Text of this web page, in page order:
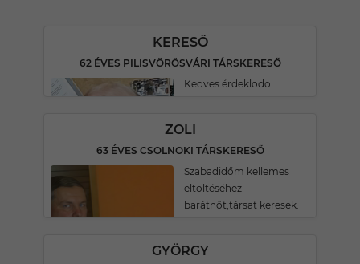
KERESŐ
62 ÉVES PILISVÖRÖSVÁRI TÁRSKERESŐ
Kedves érdeklodo
ZOLI
63 ÉVES CSOLNOKI TÁRSKERESŐ
Szabadidőm kellemes
eltöltéséhez
barátnőt,társat keresek.
GYÖRGY